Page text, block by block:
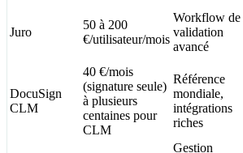
Juro
50 à 200
€/utilisateur/mois
Workflow de
validation
avancé
DocuSign
CLM
40 €/mois
(signature seule)
à plusieurs
centaines pour
CLM
Référence
mondiale,
intégrations
riches
Gestion